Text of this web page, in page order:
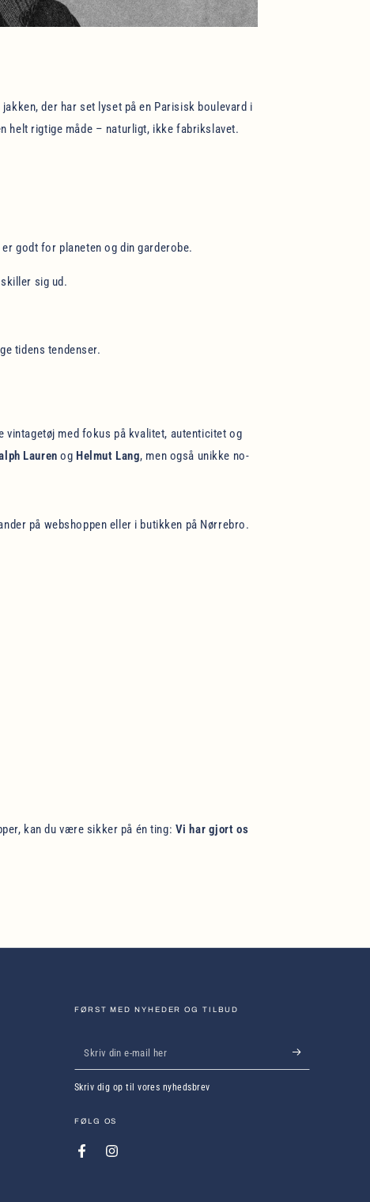
der har set lyset på en Parisisk boulevard i
helt rigtige måde – naturligt, ikke fabrikslavet.
godt for planeten og din garderobe.
sig ud.
tidens tendenser.
vintagetøj med fokus på kvalitet, autenticitet og
Lauren og Helmut Lang, men også unikke no-
på webshoppen eller i butikken på Nørrebro.
kan du være sikker på én ting: Vi har gjort os
FØRST MED NYHEDER OG TILBUD
Skriv
din
e-
mail
her
Skriv dig op til vores nyhedsbrev
FØLG OS
FacebookInstagram